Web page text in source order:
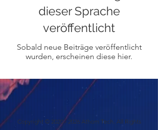
dieser Sprache
veröffentlicht
Sobald neue Beiträge veröffentlicht
wurden, erscheinen diese hier.
Copyright © 2020 - 2026Athom Tech. All Rights